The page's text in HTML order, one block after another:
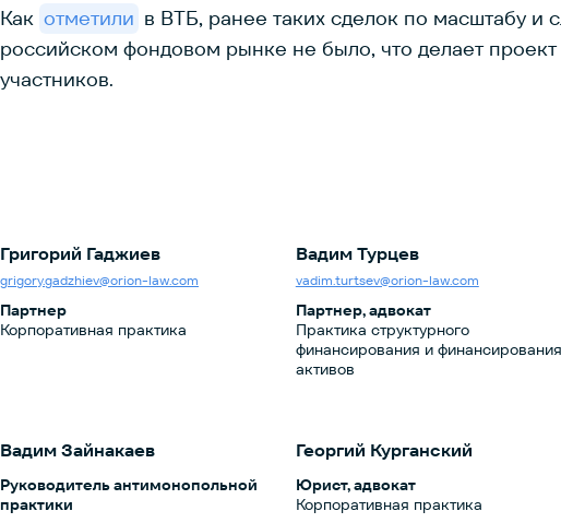
Как отметили в ВТБ, ранее таких сделок по масштабу
российском фондовом рынке не было, что делает
участников.
Григорий Гаджиев
grigory.gadzhiev@orion-law.com
Партнер
Корпоративная практика
Вадим Турцев
vadim.turtsev@orion-law.com
Партнер, адвокат
Практика структурного
финансирования и финансирования
активов
Вадим Зайнакаев
Руководитель антимонопольной
практики
Георгий Курганский
Юрист, адвокат
Корпоративная практика